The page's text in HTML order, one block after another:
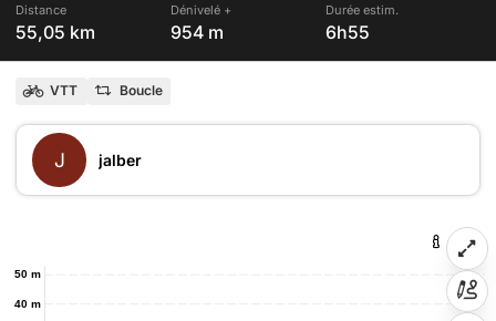
Distance
55,05 km
Dénivelé +
954 m
Durée estim.
6h55
VTT Boucle
J jalber
40 m
50 m